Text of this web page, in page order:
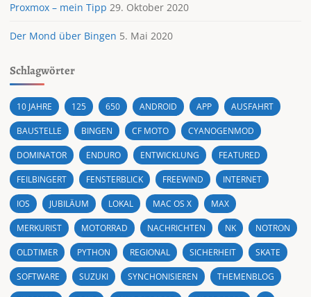
Proxmox – mein Tipp 29. Oktober 2020
Der Mond über Bingen 5. Mai 2020
Schlagwörter
10 JAHRE 125 650 ANDROID APP AUSFAHRT
BAUSTELLE BINGEN CF MOTO CYANOGENMOD
DOMINATOR ENDURO ENTWICKLUNG FEATURED
FEILBINGERT FENSTERBLICK FREEWIND INTERNET
IOS JUBILÄUM LOKAL MAC OS X MAX
MERKURIST MOTORRAD NACHRICHTEN NK NOTRON
OLDTIMER PYTHON REGIONAL SICHERHEIT SKATE
SOFTWARE SUZUKI SYNCHONISIEREN THEMENBLOG